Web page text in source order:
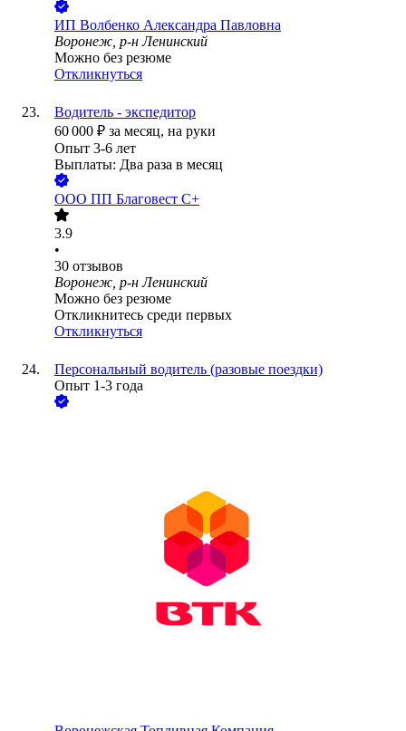
ИП Волбенко Александра Павловна
Воронеж, р-н Ленинский
Можно без резюме
Откликнуться
Водитель - экспедитор
60 000 ₽ за месяц, на руки
Опыт 3-6 лет
Выплаты: Два раза в месяц
ООО ПП Благовест С+
3.9
•
30 отзывов
Воронеж, р-н Ленинский
Можно без резюме
Откликнитесь среди первых
Откликнуться
Персональный водитель (разовые поездки)
Опыт 1-3 года